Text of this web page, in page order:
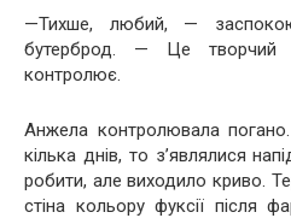
—Тихше, любий, —
бутерброд. — Це творчий
контролює.
Анжела контролювала
кілька днів, то з’являлися
робити, але виходило криво.
стіна кольору фуксії після